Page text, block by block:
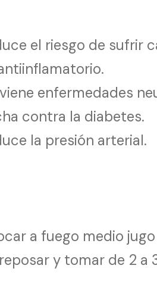
el riesgo de sufrir
enfermedades
contra la diabetes.
la presión arterial.
a fuego medio jugo
y tomar de 2 a